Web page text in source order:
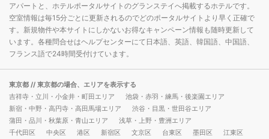
アパートと、ホテルポータルサイトのグランステイへ掲載するホテルです。
空室情報は毎15分ごとに更新されるのでどのポータルサイトより早く正確で
す。新規物件や本サイトにしかないお得なキャンペーン情報も随時更新して
います。各種問合せはヘルプセンターにて日本語、英語、韓国語、中国語、
フランス語で24時間受付けています。
東京都 // 東京都の場合、エリアを表示する
吉祥寺・立川・小金井・町田エリア
池袋・赤羽・練馬・後楽園エリア
新宿・中野・高円寺・高田馬場エリア
渋谷・目黒・世田谷エリア
蒲田・品川・秋葉原・青山エリア
浅草・上野・豊洲エリア
千代田区
中央区 港区 新宿区 文京区 台東区 墨田区
江東区